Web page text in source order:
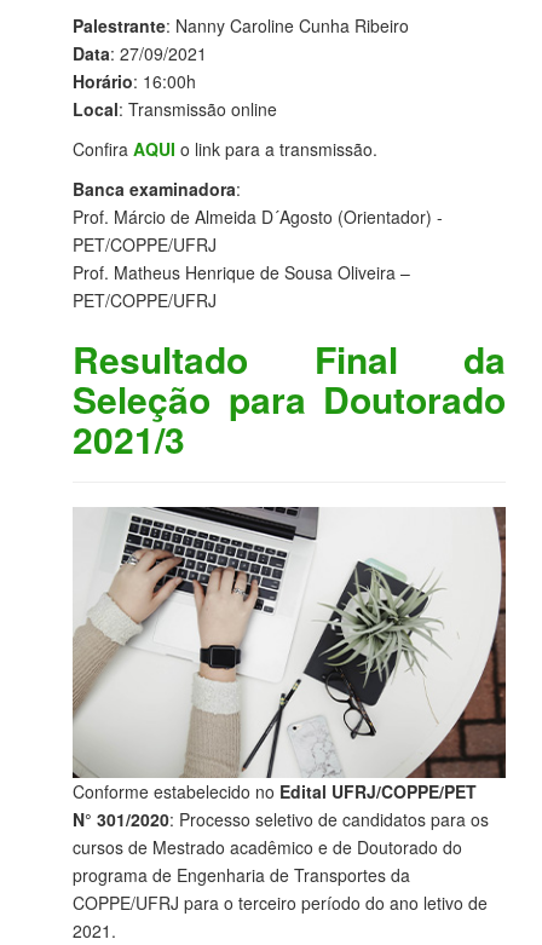
Palestrante: Nanny Caroline Cunha Ribeiro
Data: 27/09/2021
Horário: 16:00h
Local: Transmissão online
Confira AQUI o link para a transmissão.
Banca examinadora:
Prof. Márcio de Almeida D´Agosto (Orientador) -
PET/COPPE/UFRJ
Prof. Matheus Henrique de Sousa Oliveira –
PET/COPPE/UFRJ
Resultado Final da
Seleção para Doutorado
2021/3
Conforme estabelecido no Edital UFRJ/COPPE/PET
N° 301/2020: Processo seletivo de candidatos para os
cursos de Mestrado acadêmico e de Doutorado do
programa de Engenharia de Transportes da
COPPE/UFRJ para o terceiro período do ano letivo de
2021.